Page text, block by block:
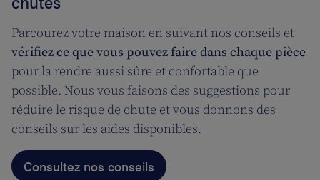
Parcourez votre maison en suivant nos conseils et
vérifiez ce que vous pouvez faire dans chaque pièce
pour la rendre aussi sûre et confortable que
possible. Nous vous faisons des suggestions pour
réduire le risque de chute et vous donnons des
conseils sur les aides disponibles.
Consultez nos conseils